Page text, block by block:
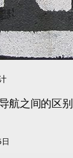
航之间的区别